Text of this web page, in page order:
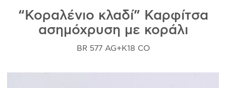
ΒΡΑΧΙΌΛΙΑ
ΚΑΡΦΊΤΣΕΣ
ΣΚΟΥΛΑΡΊΚΙΑ
“Κοραλένιο κλαδί” Καρφίτσα
ασημόχρυση με κοράλι
BR 577 AG+K18 CO